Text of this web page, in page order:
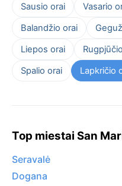
Sausio orai Vasario
Balandžio orai
Liepos orai
Spalio orai
Lapkričio
Top miestai San
Seravalė
Dogana